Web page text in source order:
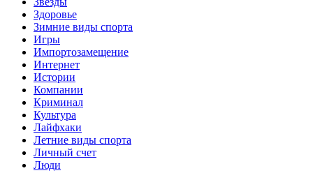
Здоровье
Зимние виды спорта
Игры
Импортозамещение
Интернет
Истории
Компании
Криминал
Культура
Лайфхаки
Летние виды спорта
Личный счет
Люди